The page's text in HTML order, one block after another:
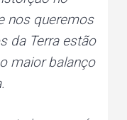
nos queremos
da Terra estão
maior balanço